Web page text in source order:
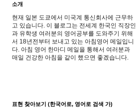
소개
현재 일본 도쿄에서 미국계 통신회사에 근무하
고 있습니다. 이 블로그는 전세계 한국인 직장인
과 유학생 여러분의 영어공부를 도와주기 위해
서 18년전부터 보내고 있는 아침영어 메일입니
다. 아침 영어 한마디 메일을 통해서 여러분과
매일 건강한 아침을 같이 했으면 좋겠습니다.
표현 찾아보기 (한국어로, 영어로 검색 가)